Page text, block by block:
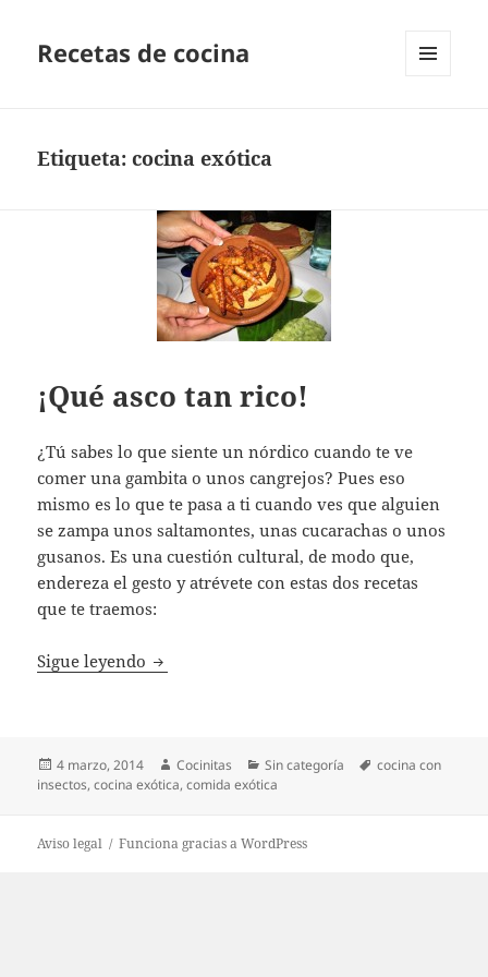
Recetas de cocina
Etiqueta:cocina exótica
¡Qué asco tan rico!
¿Tú sabes lo que siente un nórdico cuando te ve
comer una gambita o unos cangrejos? Pues eso
mismo es lo que te pasa a ti cuando ves que alguien
se zampa unos saltamontes, unas cucarachas o unos
gusanos. Es una cuestión cultural, de modo que,
endereza el gesto y atrévete con estas dos recetas
que te traemos:
Sigue leyendo ¡Qué asco tan rico!
Publicado
el
4 marzo, 2014 Autor
Cocinitas Categorías
Sin categoría Etiquetas
cocina con
insectos,cocina exótica,comida exótica
Aviso legal Funciona gracias a WordPress